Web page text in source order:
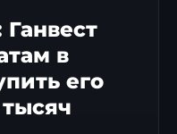
в
его